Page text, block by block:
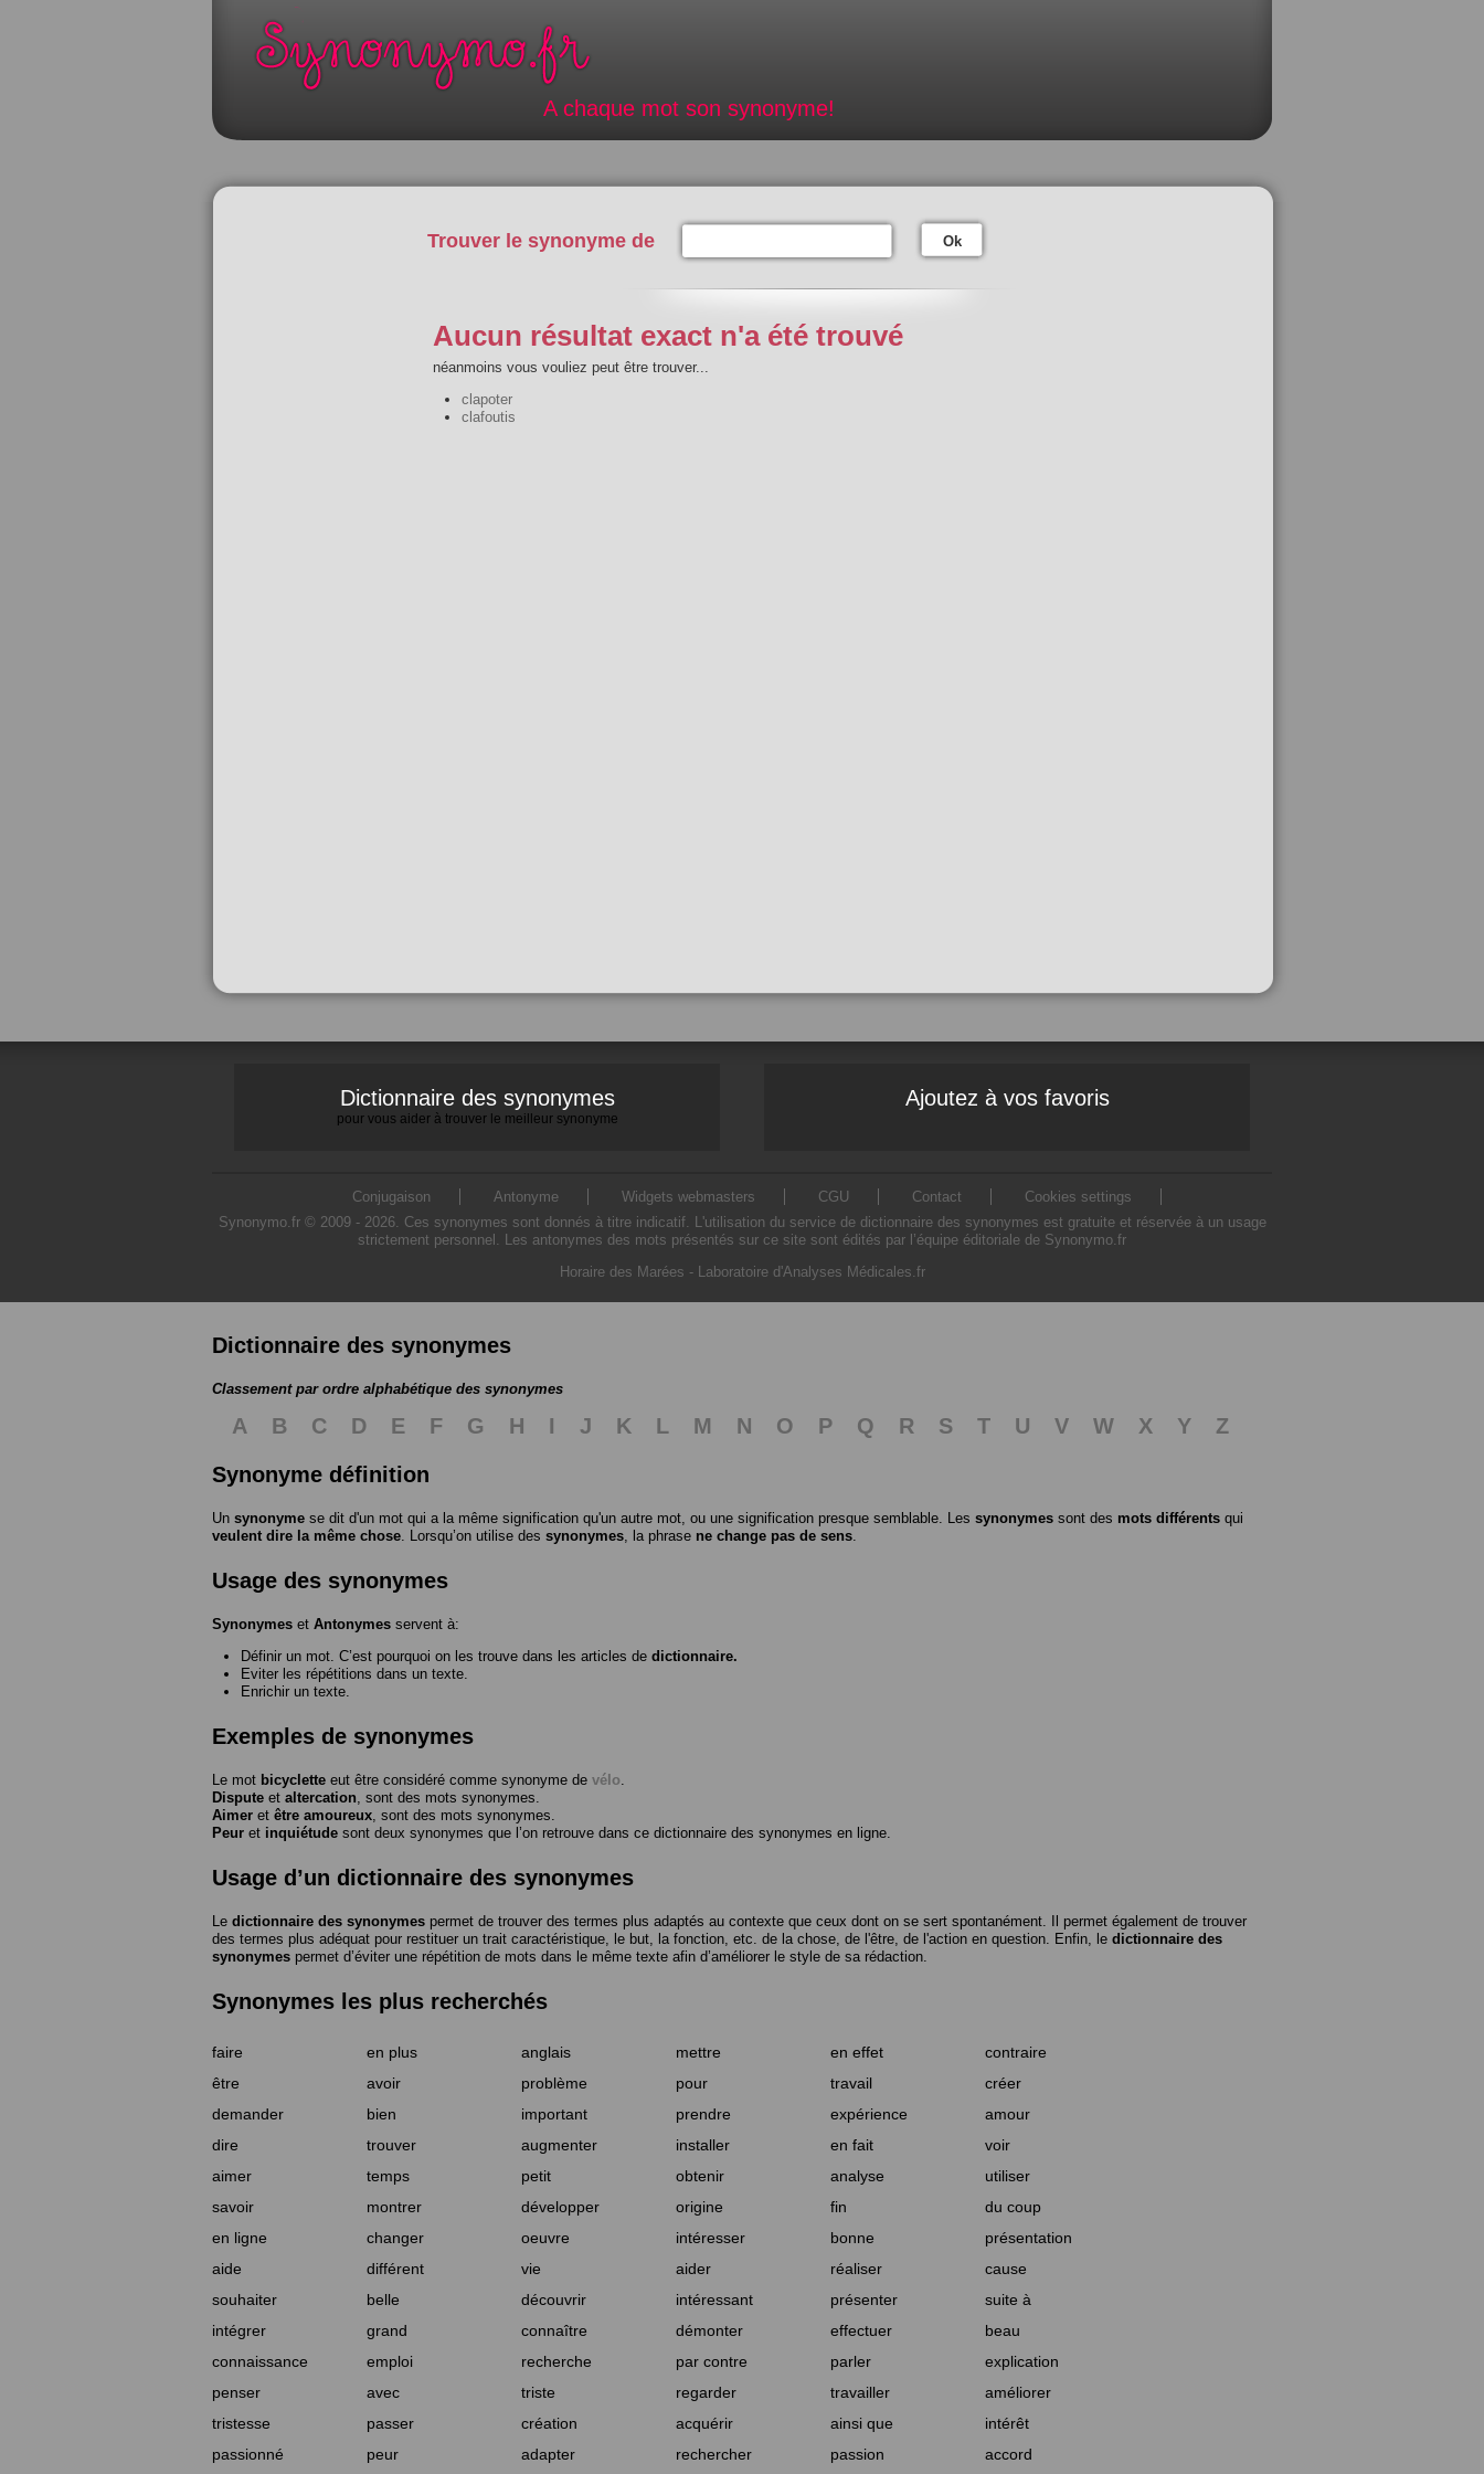
A chaque mot son synonyme!
Trouver le synonyme de Ok
Aucun résultat exact n'a été trouvé
néanmoins vous vouliez peut être trouver...
clapoter
clafoutis
Dictionnaire des synonymes
pour vous aider à trouver le meilleur synonyme
Ajoutez à vos favoris
Conjugaison Antonyme Widgets webmasters CGU Contact
Cookies settings
Synonymo.fr © 2009 - 2026. Ces synonymes sont donnés à titre indicatif. L'utilisation du service de dictionnaire des synonymes est gratuite et réservée à un usage
strictement personnel. Les antonymes des mots présentés sur ce site sont édités par l’équipe éditoriale de Synonymo.fr
Horaire des Marées - Laboratoire d'Analyses Médicales.fr
Dictionnaire des synonymes
Classement par ordre alphabétique des synonymes
A B C D E F G H I J K L M N O P Q R S T U V W X Y
Z
Synonyme définition
Un synonyme se dit d'un mot qui a la même signification qu'un autre mot, ou une signification presque semblable. Les synonymes sont des mots différents qui
veulent dire la même chose . Lorsqu’on utilise des synonymes , la phrase ne change pas de sens
Usage des synonymes
Synonymes et Antonymes servent à:
Définir un mot. C’est pourquoi on les trouve dans les articles de dictionnaire.
Eviter les répétitions dans un texte.
Enrichir un texte.
Exemples de synonymes
Le mot bicyclette eut être considéré comme synonyme de vélo
Dispute et altercation , sont des mots synonymes.
Aimer et être amoureux , sont des mots synonymes.
Peur et inquiétude sont deux synonymes que l’on retrouve dans ce dictionnaire des synonymes en ligne.
Usage d’un dictionnaire des synonymes
Le dictionnaire des synonymes permet de trouver des termes plus adaptés au contexte que ceux dont on se sert spontanément. Il permet également de trouver
des termes plus adéquat pour restituer un trait caractéristique, le but, la fonction, etc. de la chose, de l'être, de l'action en question. Enfin, le dictionnaire des
synonymes permet d’éviter une répétition de mots dans le même texte afin d’améliorer le style de sa rédaction.
Synonymes les plus recherchés
faire en plus anglais mettre en effet
contraire
être
avoir problème pour travail
créer
demander
bien important prendre expérience
amour
dire
trouver augmenter installer en fait
voir
aimer
temps petit obtenir analyse
utiliser
savoir
montrer développer origine fin
du coup
en ligne
changer oeuvre intéresser bonne
présentation
aide
différent vie aider réaliser
cause
souhaiter
belle découvrir intéressant présenter
suite à
intégrer
grand connaître démonter effectuer
beau
connaissance
emploi recherche par contre parler
explication
penser
avec triste regarder travailler
améliorer
tristesse
passer création acquérir ainsi que
intérêt
passionné
peur adapter rechercher passion accord